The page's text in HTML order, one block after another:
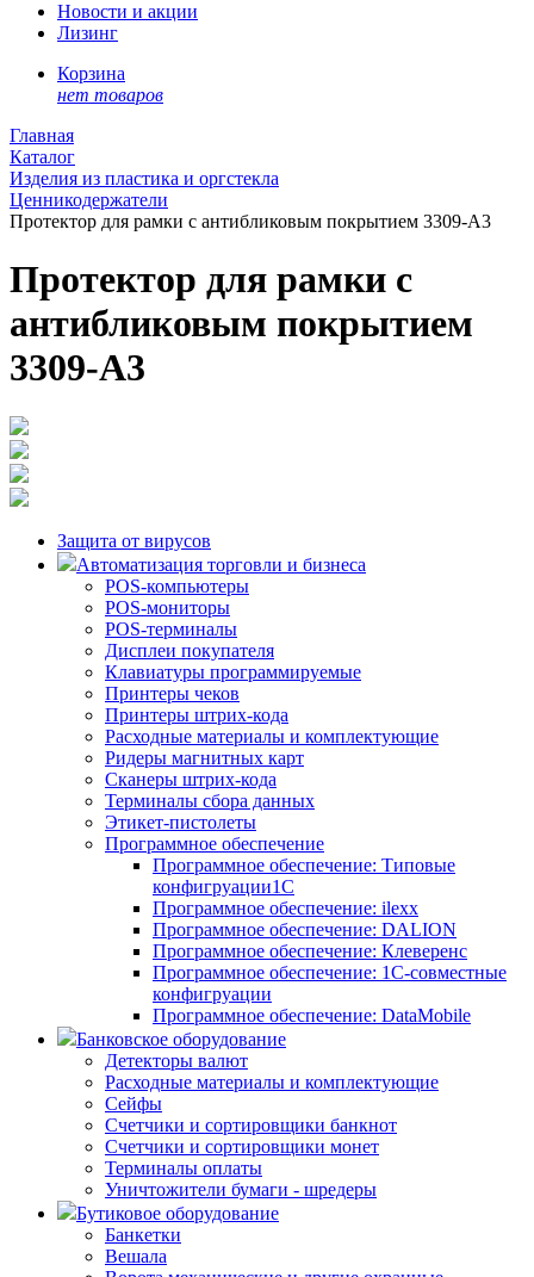
Новости и акции
Лизинг
Корзина
нет товаров
Главная
Каталог
Изделия из пластика и оргстекла
Ценникодержатели
Протектор для рамки с антибликовым покрытием 3309-A3
Протектор для рамки с
антибликовым покрытием
3309-A3
Защита от вирусов
Автоматизация торговли и бизнеса
POS-компьютеры
POS-мониторы
POS-терминалы
Дисплеи покупателя
Клавиатуры программируемые
Принтеры чеков
Принтеры штрих-кода
Расходные материалы и комплектующие
Ридеры магнитных карт
Сканеры штрих-кода
Терминалы сбора данных
Этикет-пистолеты
Программное обеспечение
Программное обеспечение: Типовые
конфигруации1С
Программное обеспечение: ilexx
Программное обеспечение: DALION
Программное обеспечение: Клеверенс
Программное обеспечение: 1С-совместные
конфигруации
Программное обеспечение: DataMobile
Банковское оборудование
Детекторы валют
Расходные материалы и комплектующие
Сейфы
Счетчики и сортировщики банкнот
Счетчики и сортировщики монет
Терминалы оплаты
Уничтожители бумаги - шредеры
Бутиковое оборудование
Банкетки
Вешала